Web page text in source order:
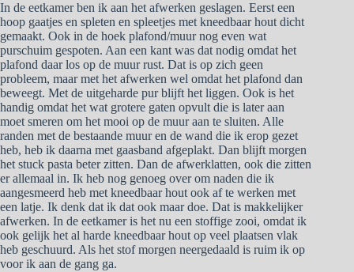
In de eetkamer ben ik aan het afwerken geslagen. Eerst een
hoop gaatjes en spleten en spleetjes met kneedbaar hout dicht
gemaakt. Ook in de hoek plafond/muur nog even wat
purschuim gespoten. Aan een kant was dat nodig omdat het
plafond daar los op de muur rust. Dat is op zich geen
probleem, maar met het afwerken wel omdat het plafond dan
beweegt. Met de uitgeharde pur blijft het liggen. Ook is het
handig omdat het wat grotere gaten opvult die is later aan
moet smeren om het mooi op de muur aan te sluiten. Alle
randen met de bestaande muur en de wand die ik erop gezet
heb, heb ik daarna met gaasband afgeplakt. Dan blijft morgen
het stuck pasta beter zitten. Dan de afwerklatten, ook die zitten
er allemaal in. Ik heb nog genoeg over om naden die ik
aangesmeerd heb met kneedbaar hout ook af te werken met
een latje. Ik denk dat ik dat ook maar doe. Dat is makkelijker
afwerken. In de eetkamer is het nu een stoffige zooi, omdat ik
ook gelijk het al harde kneedbaar hout op veel plaatsen vlak
heb geschuurd. Als het stof morgen neergedaald is ruim ik op
voor ik aan de gang ga.